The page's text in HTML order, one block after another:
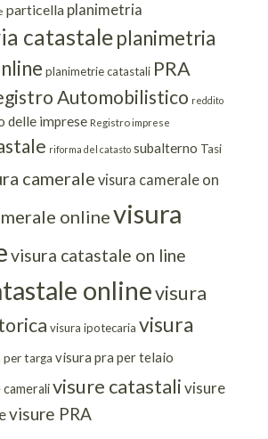
particella planimetria
catastaleplanimetria
planimetrie catastali PRA
Automobilistico reddito
delle imprese Registro imprese
riforma del catasto subalterno Tasi
camerale visura camerale on
onlinevisura
visura catastale on line
onlinevisura
visura ipotecaria visura
per targa visura pra per telaio
visure catastali visure
visure PRA